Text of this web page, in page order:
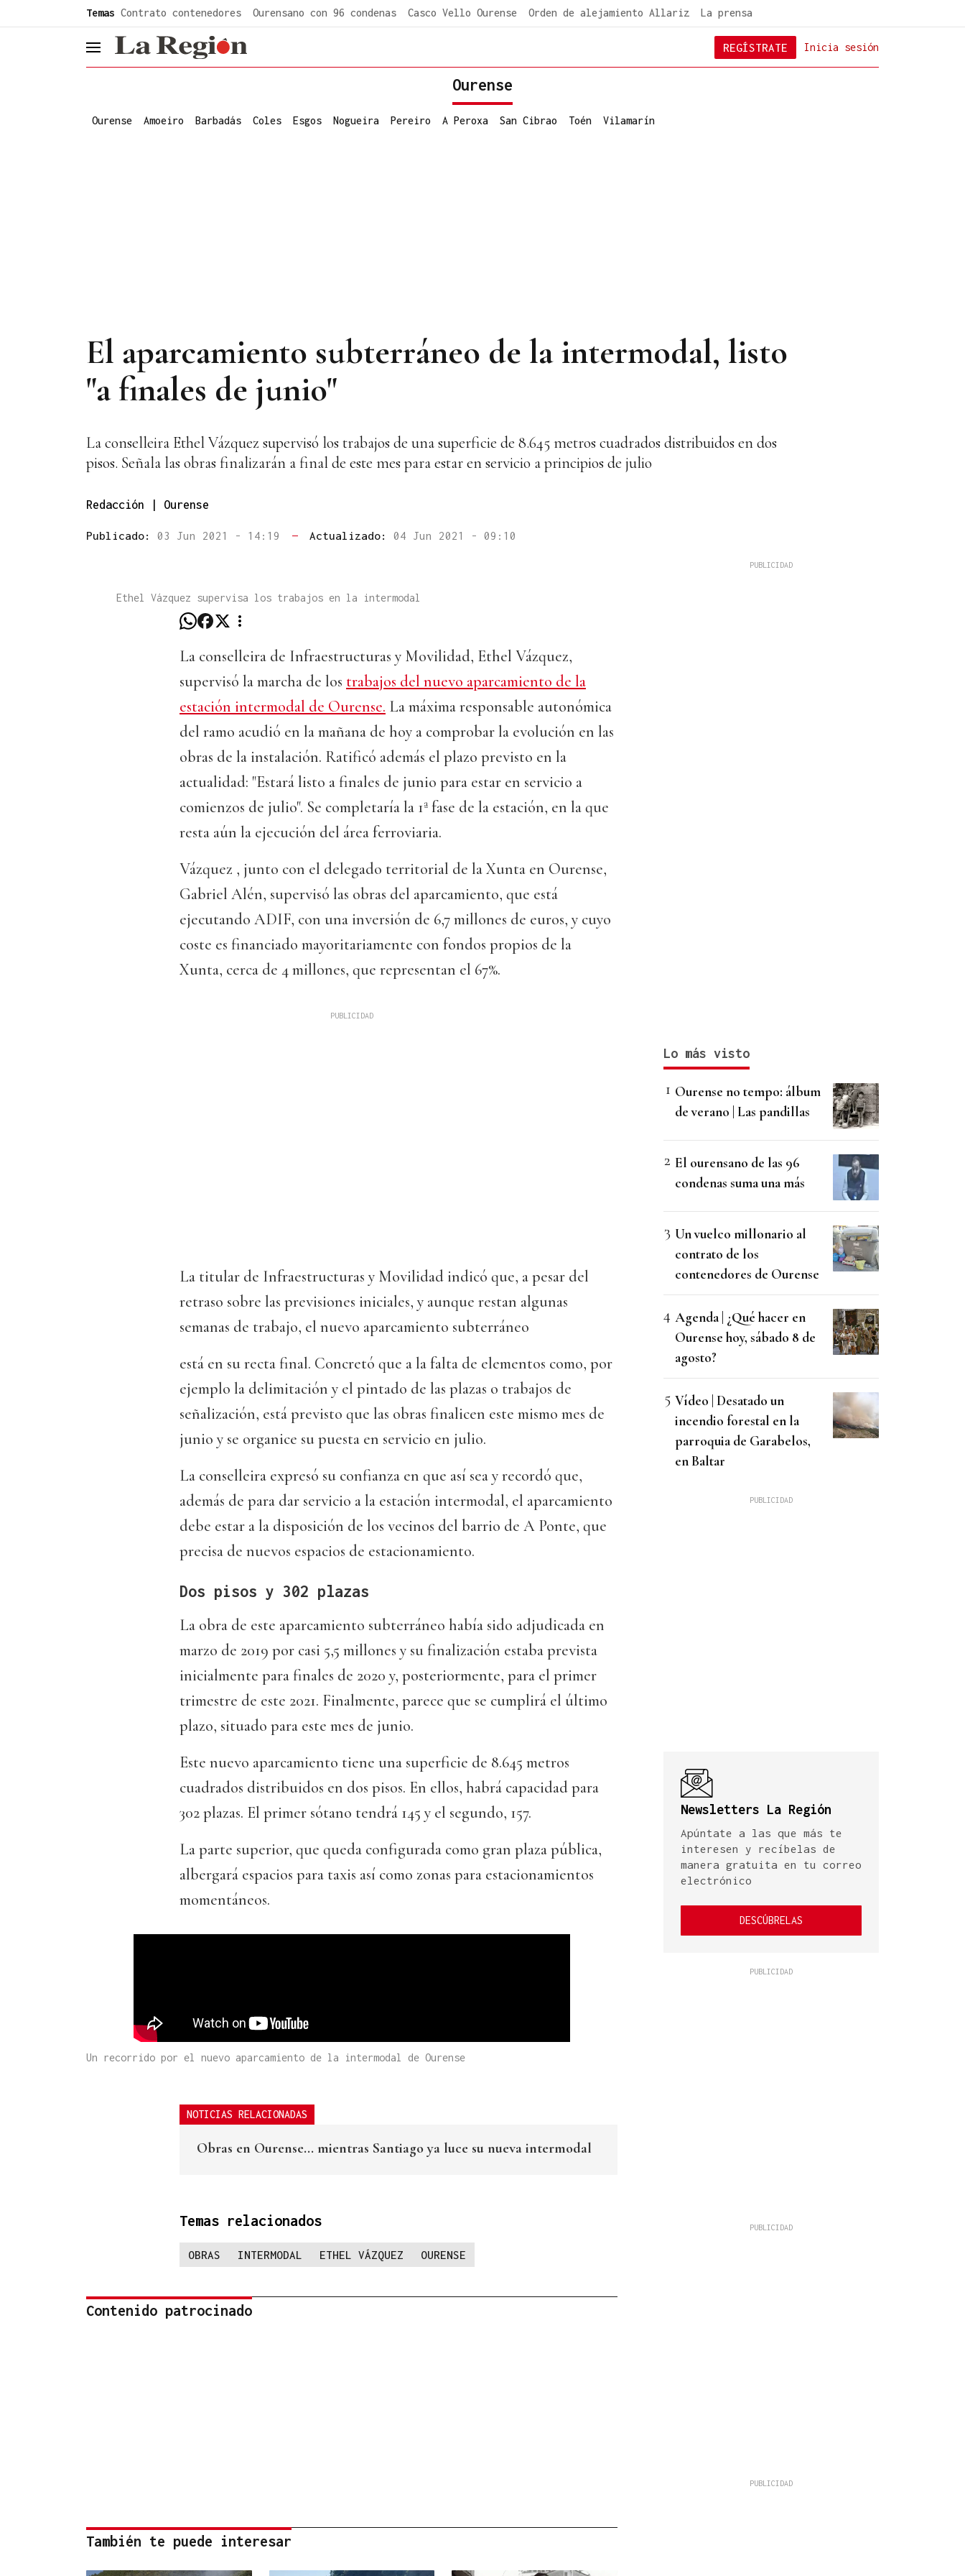
Temas Contrato contenedores Ourensano con 96 condenas Casco Vello Ourense Orden de alejamiento Allariz La prensa
header.menu.open Inicia sesión
REGÍSTRATE
Ourense
Ourense Amoeiro Barbadás Coles Esgos Nogueira Pereiro A Peroxa San Cibrao Toén Vilamarín
El aparcamiento subterráneo de la intermodal, listo
"a finales de junio"
La conselleira Ethel Vázquez supervisó los trabajos de una superficie de 8.645 metros cuadrados distribuidos en dos
pisos. Señala las obras finalizarán a final de este mes para estar en servicio a principios de julio
Redacción | Ourense
Publicado: 03 Jun 2021 - 14:19 — Actualizado: 04 Jun 2021 - 09:10
Ethel Vázquez supervisa los trabajos en la intermodal
La conselleira de Infraestructuras y Movilidad, Ethel Vázquez,
supervisó la marcha de los trabajos del nuevo aparcamiento de la
estación intermodal de Ourense. La máxima responsable autonómica
del ramo acudió en la mañana de hoy a comprobar la evolución en las
obras de la instalación. Ratificó además el plazo previsto en la
actualidad: "Estará listo a finales de junio para estar en servicio a
comienzos de julio". Se completaría la 1ª fase de la estación, en la que
resta aún la ejecución del área ferroviaria.
Vázquez , junto con el delegado territorial de la Xunta en Ourense,
Gabriel Alén, supervisó las obras del aparcamiento, que está
ejecutando ADIF, con una inversión de 6,7 millones de euros, y cuyo
coste es financiado mayoritariamente con fondos propios de la
Xunta, cerca de 4 millones, que representan el 67%.
La titular de Infraestructuras y Movilidad indicó que, a pesar del
retraso sobre las previsiones iniciales, y aunque restan algunas
semanas de trabajo, el nuevo aparcamiento subterráneo
está en su recta final. Concretó que a la falta de elementos como, por
ejemplo la delimitación y el pintado de las plazas o trabajos de
señalización, está previsto que las obras finalicen este mismo mes de
junio y se organice su puesta en servicio en julio.
La conselleira expresó su confianza en que así sea y recordó que,
además de para dar servicio a la estación intermodal, el aparcamiento
debe estar a la disposición de los vecinos del barrio de A Ponte, que
precisa de nuevos espacios de estacionamiento.
Dos pisos y 302 plazas
La obra de este aparcamiento subterráneo había sido adjudicada en
marzo de 2019 por casi 5,5 millones y su finalización estaba prevista
inicialmente para finales de 2020 y, posteriormente, para el primer
trimestre de este 2021. Finalmente, parece que se cumplirá el último
plazo, situado para este mes de junio.
Este nuevo aparcamiento tiene una superficie de 8.645 metros
cuadrados distribuidos en dos pisos. En ellos, habrá capacidad para
302 plazas. El primer sótano tendrá 145 y el segundo, 157.
La parte superior, que queda configurada como gran plaza pública,
albergará espacios para taxis así como zonas para estacionamientos
momentáneos.
Un recorrido por el nuevo aparcamiento de la intermodal de Ourense
NOTICIAS RELACIONADAS
Obras en Ourense... mientras Santiago ya luce su nueva intermodal
Temas relacionados
OBRAS INTERMODAL ETHEL VÁZQUEZ OURENSE
Contenido patrocinado
También te puede interesar
Lo más visto
Ourense no tempo: álbum
de verano | Las pandillas
El ourensano de las 96
condenas suma una más
Un vuelco millonario al
contrato de los
contenedores de Ourense
Agenda | ¿Qué hacer en
Ourense hoy, sábado 8 de
agosto?
Vídeo | Desatado un
incendio forestal en la
parroquia de Garabelos,
en Baltar
Newsletters La Región
Apúntate a las que más te
interesen y recíbelas de
manera gratuita en tu correo
electrónico
DESCÚBRELAS